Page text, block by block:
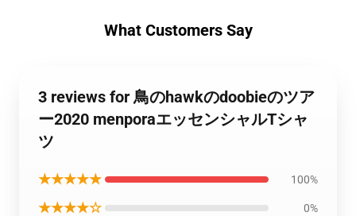
What Customers Say
3 reviews for 鳥のhawkのdoobieのツア
ー2020 menporaエッセンシャルTシャ
ツ
★★★★★ 100%
★★★★☆ 0%